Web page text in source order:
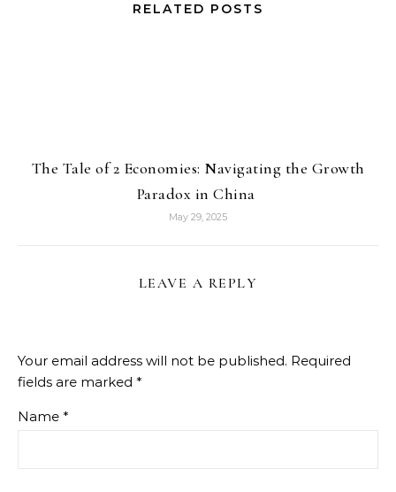
RELATED POSTS
The Tale of 2 Economies: Navigating the Growth
Paradox in China
May 29, 2025
LEAVE A REPLY
Your email address will not be published. Required
fields are marked *
Name *